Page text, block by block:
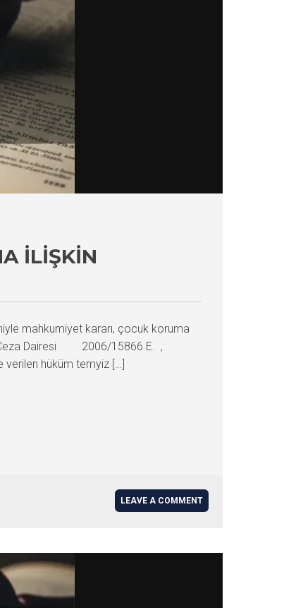
İLIŞKIN
mahkumiyet kararı, çocuk koruma
6. Ceza Dairesi 2006/15866 E. ,
verilen hüküm temyiz […]
LEAVE A COMMENT